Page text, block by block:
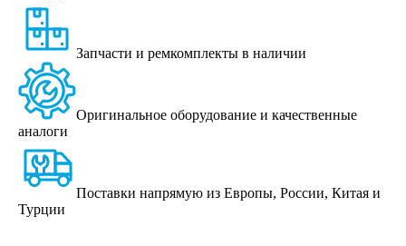
Запчасти и ремкомплекты в наличии
Оригинальное оборудование и качественные
аналоги
Поставки напрямую из Европы, России, Китая и
Турции